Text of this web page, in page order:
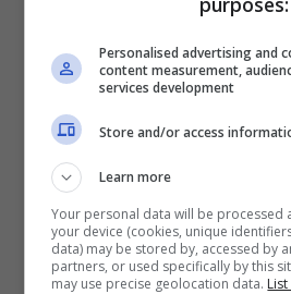
Personalised advertising and
content measurement,
services development
Store and/or access
Learn more
Your personal data will be
your device (cookies, unique
data) may be stored by, accessed by
partners, or used specifically by this
may use precise geolocation data.